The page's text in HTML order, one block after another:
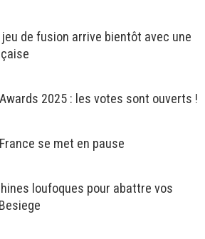
jeu de fusion arrive bientôt avec une
2025 : les votes sont ouverts !
se met en pause
loufoques pour abattre vos